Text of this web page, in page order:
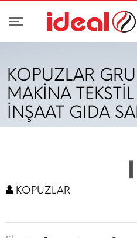
KOPUZLAR
MAKİNA
İNŞAAT GIDA
KOPUZLAR